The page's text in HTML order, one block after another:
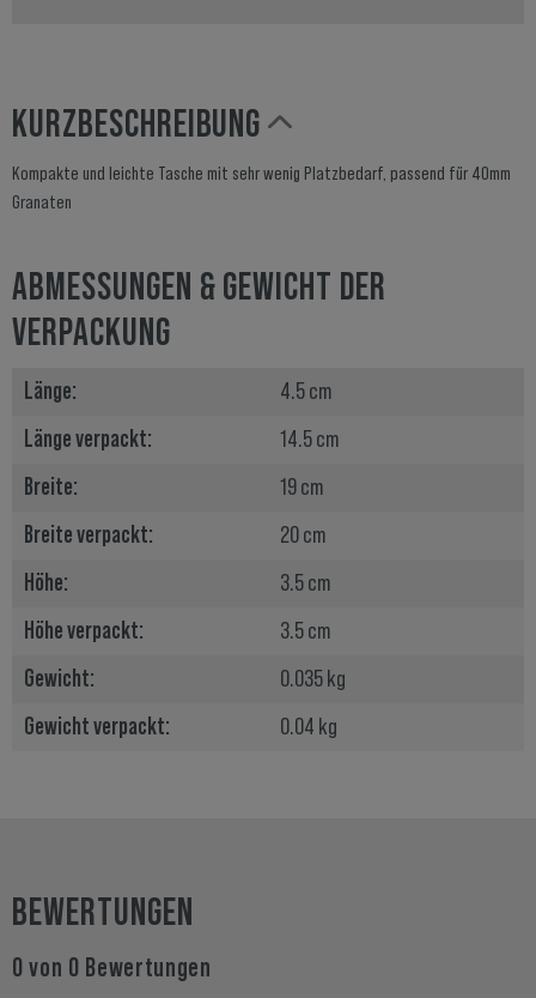
KURZBESCHREIBUNG
Kompakte und leichte Tasche mit sehr wenig Platzbedarf, passend für 40mm
Granaten
ABMESSUNGEN & GEWICHT DER
VERPACKUNG
Länge:
4.5 cm
Länge verpackt:
14.5 cm
Breite:
19 cm
Breite verpackt:
20 cm
Höhe:
3.5 cm
Höhe verpackt:
3.5 cm
Gewicht:
0.035 kg
Gewicht verpackt:
0.04 kg
BEWERTUNGEN
0 von 0 Bewertungen